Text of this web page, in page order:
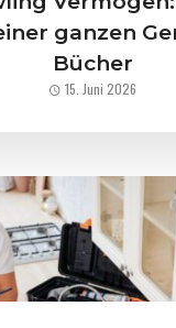
ganzen
Bücher
15. Juni 2026